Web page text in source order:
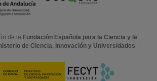
de la Fundación Española para la Ciencia y la
de Ciencia, Innovación y Universidades